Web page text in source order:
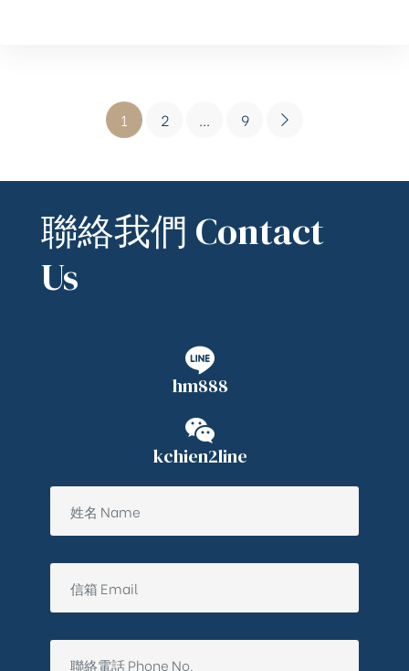
1 2 ... 9
聯絡我們 Contact
Us
hm888
kchien2line